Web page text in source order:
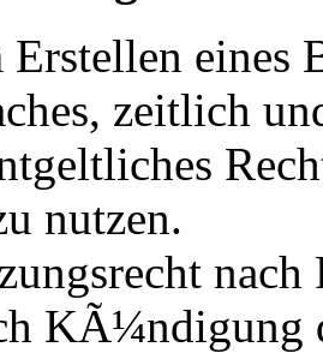
eines
zeitlich
nutzen.
KÃ¼ndigung